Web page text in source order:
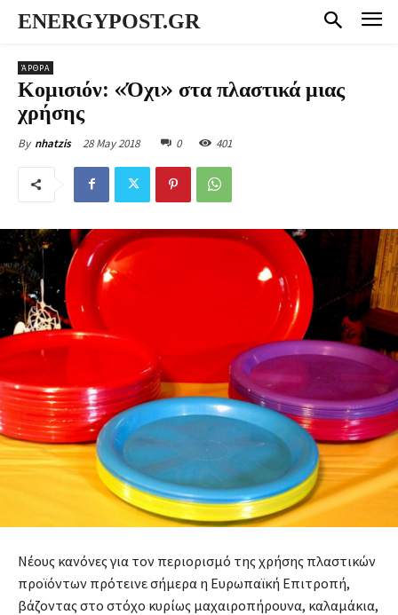
ENERGYPOST.GR
ΆΡΘΡΑ
Κομισιόν: «Όχι» στα πλαστικά μιας
χρήσης
By nhatzis 28 May 2018 0 401
Νέους κανόνες για τον περιορισμό της χρήσης πλαστικών
προϊόντων πρότεινε σήμερα η Ευρωπαϊκή Επιτροπή,
βάζοντας στο στόχο κυρίως μαχαιροπήρουνα, καλαμάκια,